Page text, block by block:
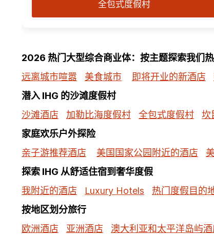
全包式度假村
2026 热门大型综合商业体：按主题探索我们
远离城市喧嚣
美食城市 即将开业的新酒店
潜入 IHG 的沙滩度假村
沙滩酒店
加勒比海度假村 全包式度假村 坎
家庭欢乐户外探险
亲子游推荐酒店
美国国家公园附近的酒店
探索 IHG 从舒适住宿到奢华度假
我附近的酒店
Luxury Hotels 热门度假目的
按地区划分旅行
欧洲酒店
亚洲酒店 澳大利亚和太平洋岛屿酒